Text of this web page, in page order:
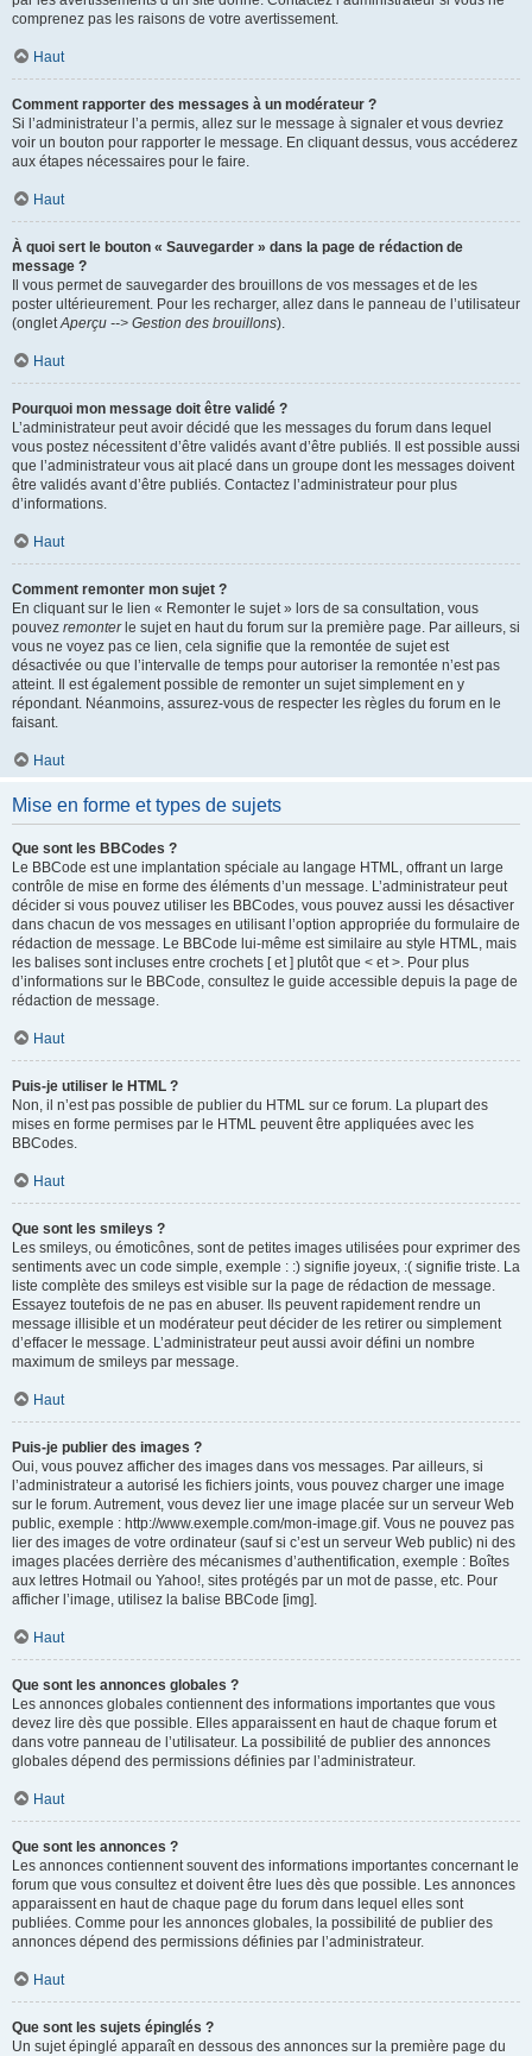
comprenez pas les raisons de votre avertissement.
Haut
Comment rapporter des messages à un modérateur ?
Si l’administrateur l’a permis, allez sur le message à signaler et vous devriez
voir un bouton pour rapporter le message. En cliquant dessus, vous accéderez
aux étapes nécessaires pour le faire.
Haut
À quoi sert le bouton « Sauvegarder » dans la page de rédaction de
message ?
Il vous permet de sauvegarder des brouillons de vos messages et de les
poster ultérieurement. Pour les recharger, allez dans le panneau de l’utilisateur
(ongletAperçu --> Gestion des brouillons).
Haut
Pourquoi mon message doit être validé ?
L’administrateur peut avoir décidé que les messages du forum dans lequel
vous postez nécessitent d’être validés avant d’être publiés. Il est possible aussi
que l’administrateur vous ait placé dans un groupe dont les messages doivent
être validés avant d’être publiés. Contactez l’administrateur pour plus
d’informations.
Haut
Comment remonter mon sujet ?
En cliquant sur le lien « Remonter le sujet » lors de sa consultation, vous
pouvez remonterle sujet en haut du forum sur la première page. Par ailleurs, si
vous ne voyez pas ce lien, cela signifie que la remontée de sujet est
désactivée ou que l’intervalle de temps pour autoriser la remontée n’est pas
atteint. Il est également possible de remonter un sujet simplement en y
répondant. Néanmoins, assurez-vous de respecter les règles du forum en le
faisant.
Haut
Mise en forme et types de sujets
Que sont les BBCodes ?
Le BBCode est une implantation spéciale au langage HTML, offrant un large
contrôle de mise en forme des éléments d’un message. L’administrateur peut
décider si vous pouvez utiliser les BBCodes, vous pouvez aussi les désactiver
dans chacun de vos messages en utilisant l’option appropriée du formulaire de
rédaction de message. Le BBCode lui-même est similaire au style HTML, mais
les balises sont incluses entre crochets [ et ] plutôt que < et >. Pour plus
d’informations sur le BBCode, consultez le guide accessible depuis la page de
rédaction de message.
Haut
Puis-je utiliser le HTML ?
Non, il n’est pas possible de publier du HTML sur ce forum. La plupart des
mises en forme permises par le HTML peuvent être appliquées avec les
BBCodes.
Haut
Que sont les smileys ?
Les smileys, ou émoticônes, sont de petites images utilisées pour exprimer des
sentiments avec un code simple, exemple : :) signifie joyeux, :( signifie triste. La
liste complète des smileys est visible sur la page de rédaction de message.
Essayez toutefois de ne pas en abuser. Ils peuvent rapidement rendre un
message illisible et un modérateur peut décider de les retirer ou simplement
d’effacer le message. L’administrateur peut aussi avoir défini un nombre
maximum de smileys par message.
Haut
Puis-je publier des images ?
Oui, vous pouvez afficher des images dans vos messages. Par ailleurs, si
l’administrateur a autorisé les fichiers joints, vous pouvez charger une image
sur le forum. Autrement, vous devez lier une image placée sur un serveur Web
public, exemple : http://www.exemple.com/mon-image.gif. Vous ne pouvez pas
lier des images de votre ordinateur (sauf si c’est un serveur Web public) ni des
images placées derrière des mécanismes d’authentification, exemple : Boîtes
aux lettres Hotmail ou Yahoo!, sites protégés par un mot de passe, etc. Pour
afficher l’image, utilisez la balise BBCode [img].
Haut
Que sont les annonces globales ?
Les annonces globales contiennent des informations importantes que vous
devez lire dès que possible. Elles apparaissent en haut de chaque forum et
dans votre panneau de l’utilisateur. La possibilité de publier des annonces
globales dépend des permissions définies par l’administrateur.
Haut
Que sont les annonces ?
Les annonces contiennent souvent des informations importantes concernant le
forum que vous consultez et doivent être lues dès que possible. Les annonces
apparaissent en haut de chaque page du forum dans lequel elles sont
publiées. Comme pour les annonces globales, la possibilité de publier des
annonces dépend des permissions définies par l’administrateur.
Haut
Que sont les sujets épinglés ?
Un sujet épinglé apparaît en dessous des annonces sur la première page du